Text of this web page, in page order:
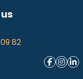
82